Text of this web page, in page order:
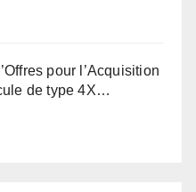
pour l’Acquisition
de type 4X…